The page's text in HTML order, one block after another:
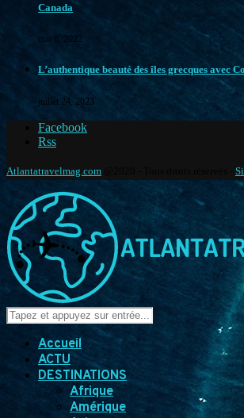
Canada
mai 6, 2022
L’authentique beauté des îles grecques avec
juillet 24, 2023
Facebook
Rss
Atlantatravelmag.com
Accueil
ACTU
DESTINATIONS
Afrique
Amérique